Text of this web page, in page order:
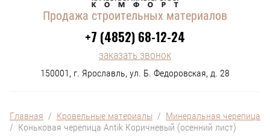
Продажа строительных материалов
+7 (4852) 68-12-24
заказать звонок
150001, г. Ярославль, ул. Б. Федоровская, д. 28
Главная
  /
Кровельные материалы
  /
Минеральная черепица
/  Коньковая черепица Antik Коричневый (осенний лист)